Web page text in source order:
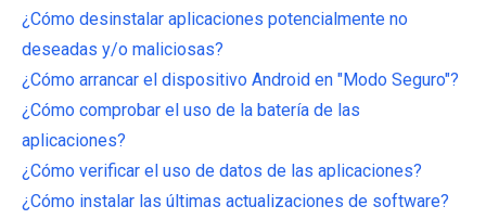
¿Cómo desinstalar aplicaciones potencialmente no
deseadas y/o maliciosas?
¿Cómo arrancar el dispositivo Android en "Modo Seguro"?
¿Cómo comprobar el uso de la batería de las
aplicaciones?
¿Cómo verificar el uso de datos de las aplicaciones?
¿Cómo instalar las últimas actualizaciones de software?